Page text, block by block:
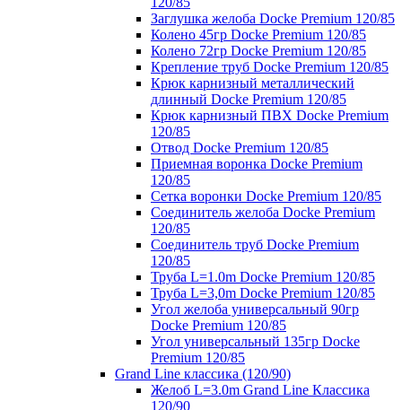
Заглушка желоба Docke Premium 120/85
Колено 45гр Docke Premium 120/85
Колено 72гр Docke Premium 120/85
Крепление труб Docke Premium 120/85
Крюк карнизный металлический
длинный Docke Premium 120/85
Крюк карнизный ПВХ Docke Premium
120/85
Отвод Docke Premium 120/85
Приемная воронка Docke Premium
120/85
Сетка воронки Docke Premium 120/85
Соединитель желоба Docke Premium
120/85
Соединитель труб Docke Premium
120/85
Труба L=1.0m Docke Premium 120/85
Труба L=3,0m Docke Premium 120/85
Угол желоба универсальный 90гр
Docke Premium 120/85
Угол универсальный 135гр Docke
Premium 120/85
Grand Line классика (120/90)
Желоб L=3.0m Grand Line Классика
120/90